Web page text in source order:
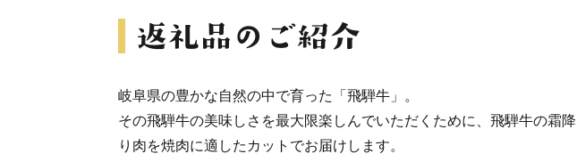
岐阜県の豊かな自然の中で育った「飛騨牛」。
その飛騨牛の美味しさを最大限楽しんでいただくために、飛騨牛の霜降
り肉を焼肉に適したカットでお届けします。